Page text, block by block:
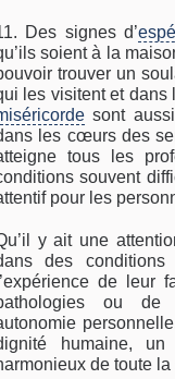
Des signes d’
soient à la
trouver un
les visitent et dans
sont
les cœurs des
tous les
souvent
pour les
y ait une
des conditions
de leur
ou de
humaine, un
de toute la